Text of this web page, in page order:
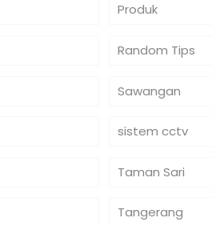
Produk
Random Tips
Sawangan
sistem cctv
Taman Sari
Tangerang